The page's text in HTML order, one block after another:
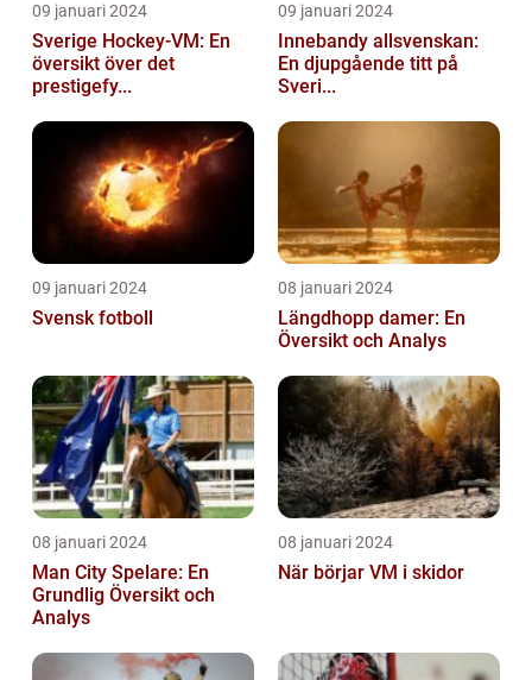
09 januari 2024
Sverige Hockey-VM: En
översikt över det
prestigefy...
09 januari 2024
Innebandy allsvenskan:
En djupgående titt på
Sveri...
09 januari 2024
Svensk fotboll
08 januari 2024
Längdhopp damer: En
Översikt och Analys
08 januari 2024
Man City Spelare: En
Grundlig Översikt och
Analys
08 januari 2024
När börjar VM i skidor